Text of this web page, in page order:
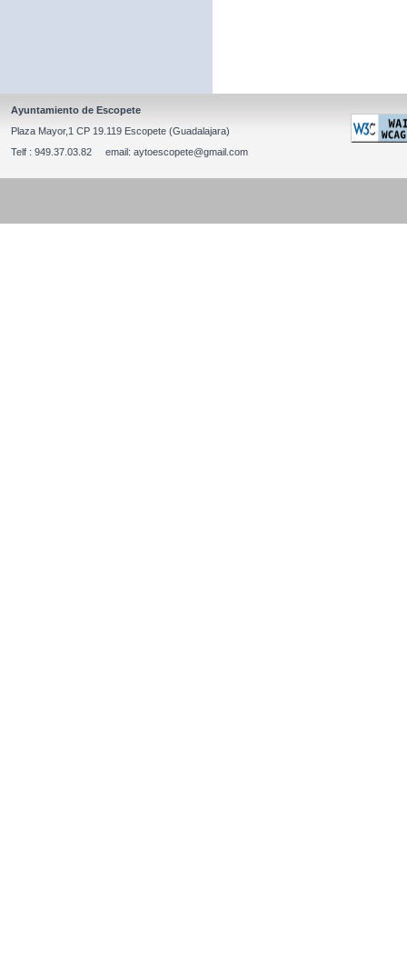
Ayuntamiento de Escopete
Plaza Mayor,1 CP 19.119 Escopete (Guadalajara)
Telf : 949.37.03.82 email: aytoescopete@gmail.com